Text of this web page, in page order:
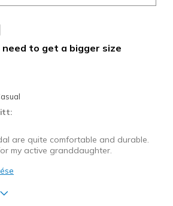
need to get a bigger size
itt:
are quite comfortable and durable.
my active granddaughter.